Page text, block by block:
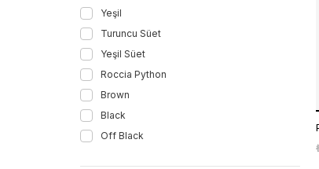
6
6,5
7
7,5
7.5
8
8,5
Yeşil
Turuncu Süet
Yeşil Süet
Roccia Python
Brown
Black
Off Black